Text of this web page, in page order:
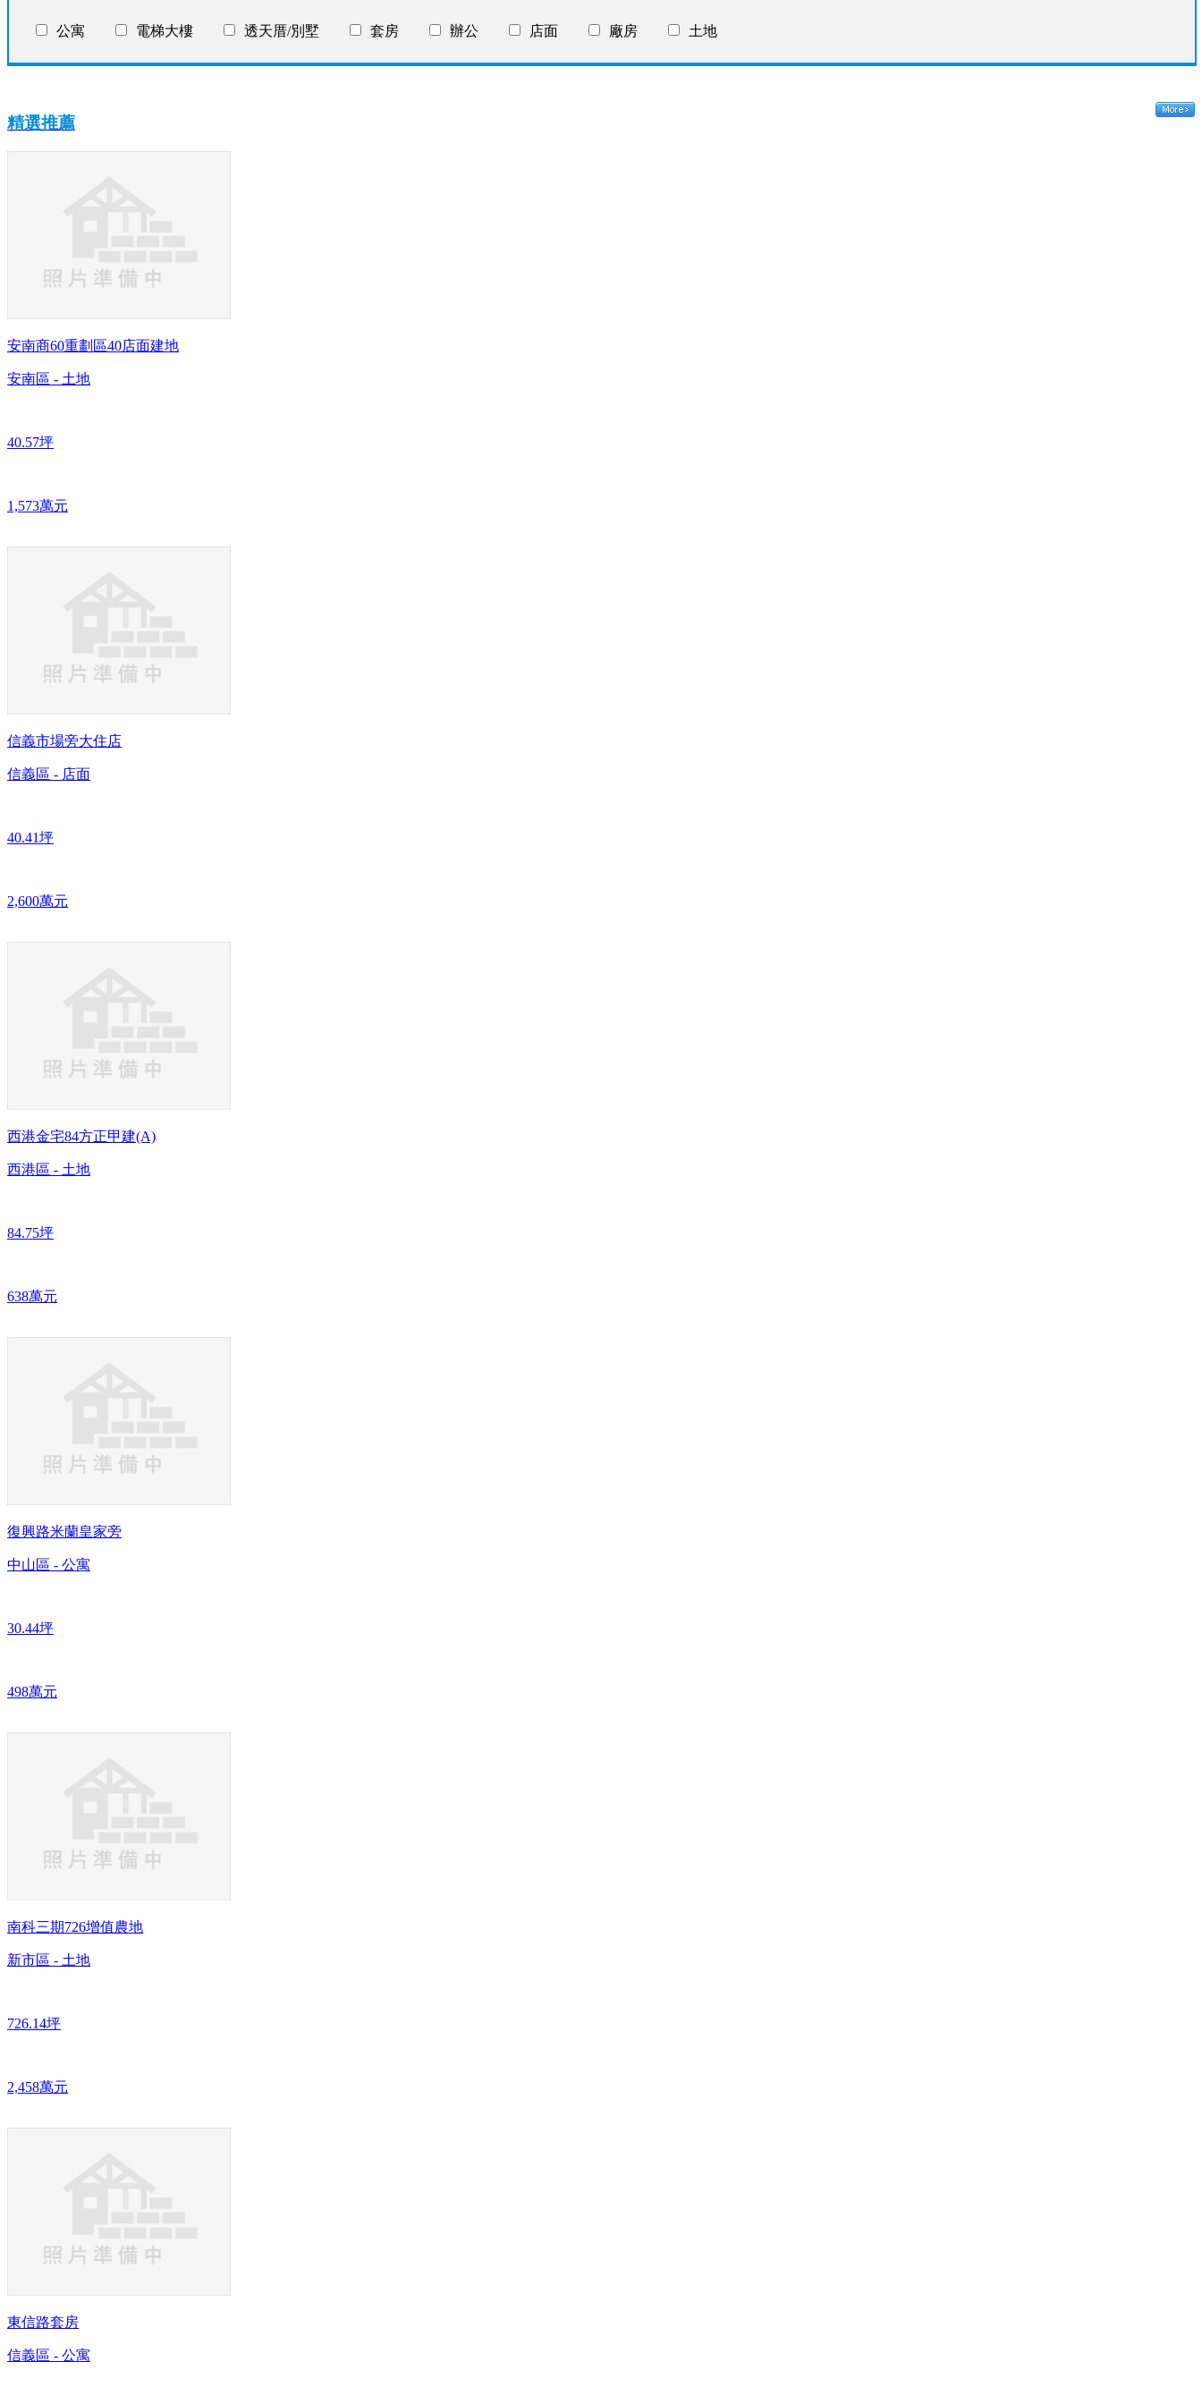
公寓 電梯大樓 透天厝/別墅 套房 辦公 店面 廠房 土地
精選推薦
安南商60重劃區40店面建地
安南區 - 土地
40.57坪
1,573萬元
信義市場旁大住店
信義區 - 店面
40.41坪
2,600萬元
西港金宅84方正甲建(A)
西港區 - 土地
84.75坪
638萬元
復興路米蘭皇家旁
中山區 - 公寓
30.44坪
498萬元
南科三期726增值農地
新市區 - 土地
726.14坪
2,458萬元
東信路套房
信義區 - 公寓